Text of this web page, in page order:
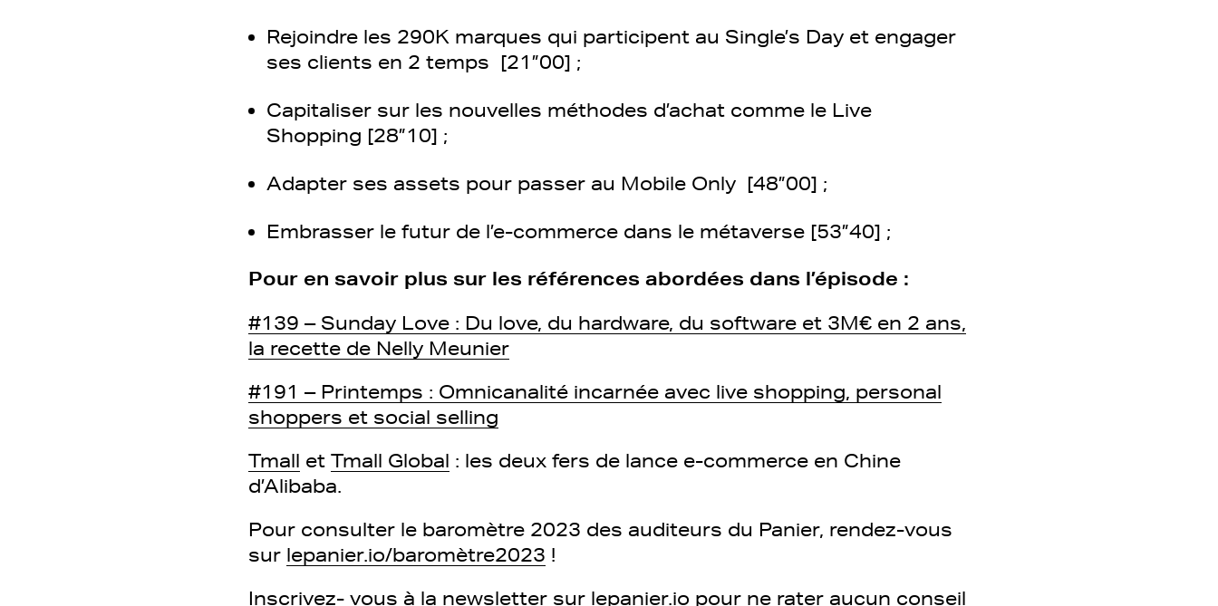
Rejoindre les 290K marques qui participent au Single’s Day et engager
ses clients en 2 temps [21”00] ;
Capitaliser sur les nouvelles méthodes d’achat comme le Live
Shopping [28”10] ;
Adapter ses assets pour passer au Mobile Only [48”00] ;
Embrasser le futur de l’e-commerce dans le métaverse [53”40] ;
Pour en savoir plus sur les références abordées dans l’épisode :
#139 – Sunday Love : Du love, du hardware, du software et 3M€ en 2 ans,
la recette de Nelly Meunier
#191 – Printemps : Omnicanalité incarnée avec live shopping, personal
shoppers et social selling
Tmall et Tmall Global : les deux fers de lance e-commerce en Chine
d’Alibaba.
Pour consulter le baromètre 2023 des auditeurs du Panier, rendez-vous
sur lepanier.io/baromètre2023 !
Inscrivez- vous à la newsletter sur lepanier.io pour ne rater aucun conseil